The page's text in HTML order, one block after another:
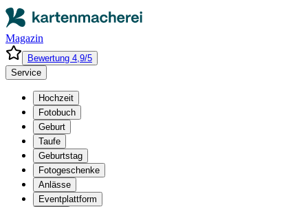
Magazin
Bewertung 4,9/5
Service
Hochzeit
Fotobuch
Geburt
Taufe
Geburtstag
Fotogeschenke
Anlässe
Eventplattform